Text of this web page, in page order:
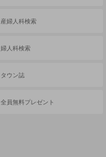
産婦人科検索
婦人科検索
タウン誌
全員無料プレゼント